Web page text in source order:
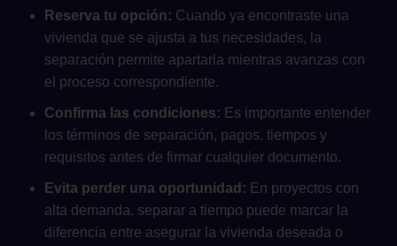
Reserva tu opción: Cuando ya encontraste una
vivienda que se ajusta a tus necesidades, la
separación permite apartarla mientras avanzas con
el proceso correspondiente.
Confirma las condiciones: Es importante entender
los términos de separación, pagos, tiempos y
requisitos antes de firmar cualquier documento.
Evita perder una oportunidad: En proyectos con
alta demanda, separar a tiempo puede marcar la
diferencia entre asegurar la vivienda deseada o